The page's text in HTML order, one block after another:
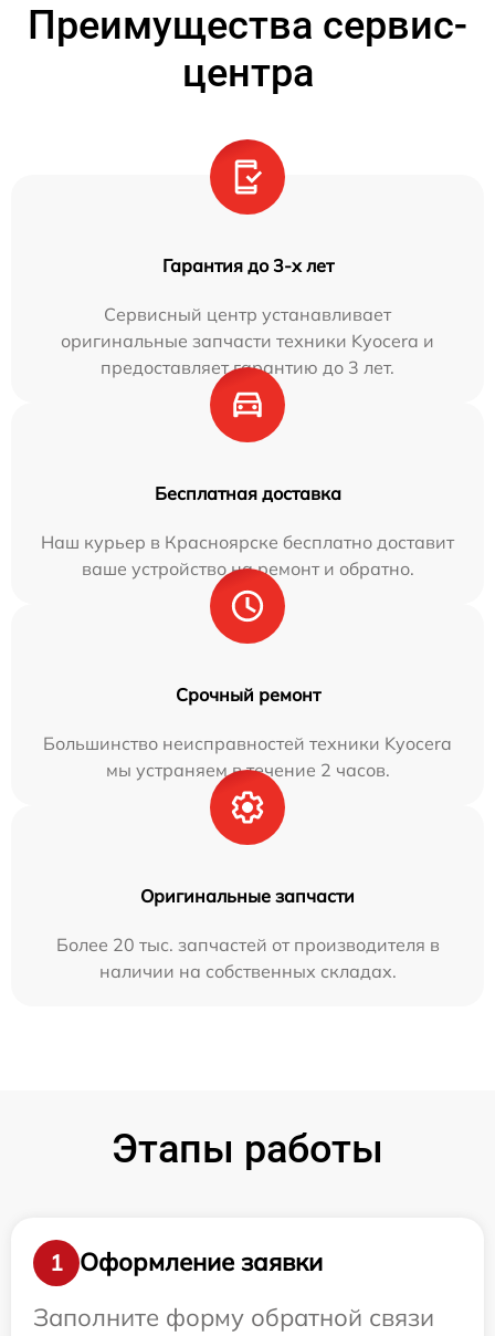
Преимущества сервис-
центра
Гарантия до 3-х лет
Сервисный центр устанавливает
оригинальные запчасти техники Kyocera и
предоставляет гарантию до 3 лет.
Бесплатная доставка
Наш курьер в Красноярске бесплатно доставит
ваше устройство на ремонт и обратно.
Срочный ремонт
Большинство неисправностей техники Kyocera
мы устраняем в течение 2 часов.
Оригинальные запчасти
Более 20 тыс. запчастей от производителя в
наличии на собственных складах.
Этапы работы
1
Оформление заявки
Заполните форму обратной связи